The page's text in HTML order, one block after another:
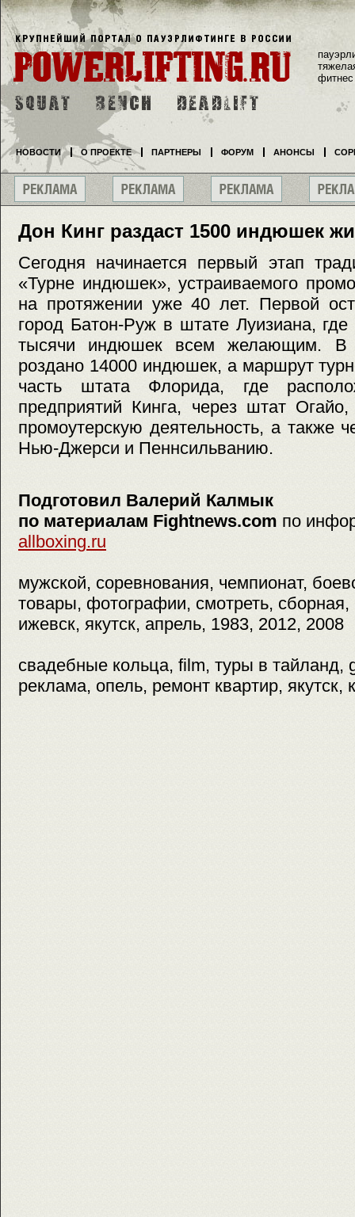
Дон Кинг раздаст 1500 индюшек
Сегодня начинается первый этап
«Турне индюшек», устраиваемого
на протяжении уже 40 лет. Первой
город Батон-Руж в штате Луизиана, где
тысячи индюшек всем желающим. В
роздано 14000 индюшек, а маршрут
часть штата Флорида, где
предприятий Кинга, через штат
промоутерскую деятельность, а также
Нью-Джерси и Пеннсильванию.
Подготовил Валерий Калмык
по материалам Fightnews.com по
allboxing.ru
мужской, соревнования, чемпионат,
товары, фотографии, смотреть, сборная,
ижевск, якутск, апрель, 1983, 2012, 2008
свадебные кольца, film, туры в тайланд,
реклама, опель, ремонт квартир, якутск,
фитнес
НОВОСТИ О ПРОЕКТЕ ПАРТНЕРЫ ФОРУМ АНОНСЫ